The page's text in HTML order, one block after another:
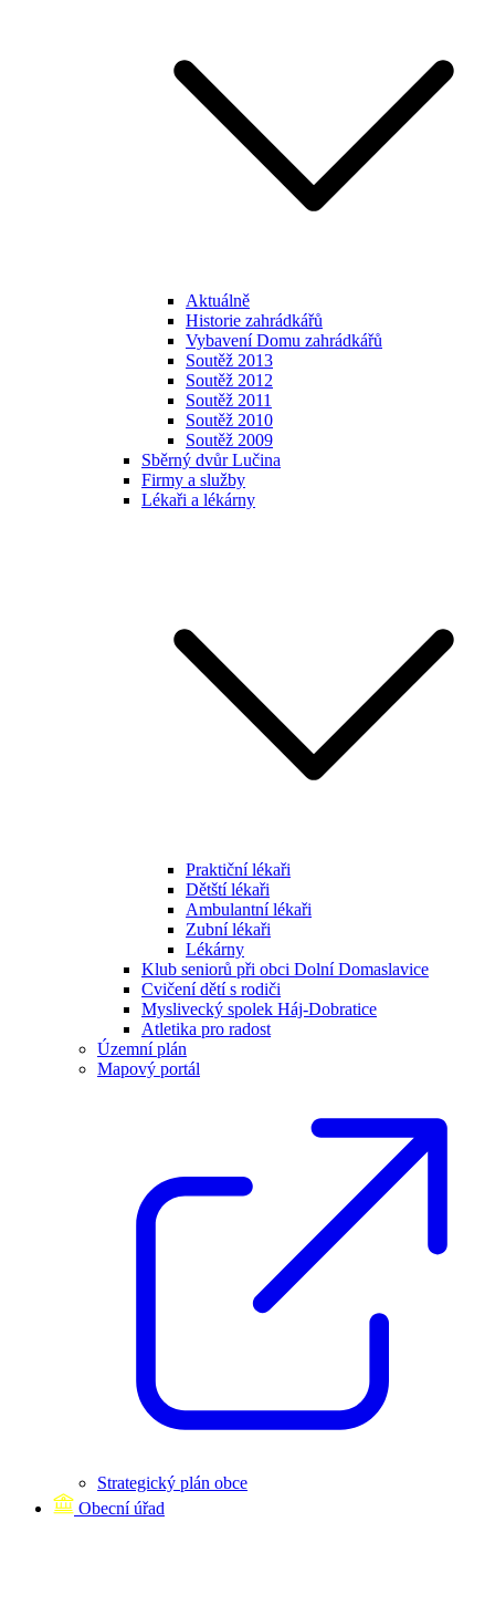
Aktuálně
Historie zahrádkářů
Vybavení Domu zahrádkářů
Soutěž 2013
Soutěž 2012
Soutěž 2011
Soutěž 2010
Soutěž 2009
Sběrný dvůr Lučina
Firmy a služby
Lékaři a lékárny
Praktiční lékaři
Dětští lékaři
Ambulantní lékaři
Zubní lékaři
Lékárny
Klub seniorů při obci Dolní Domaslavice
Cvičení dětí s rodiči
Myslivecký spolek Háj-Dobratice
Atletika pro radost
Územní plán
Mapový portál
Strategický plán obce
Obecní úřad